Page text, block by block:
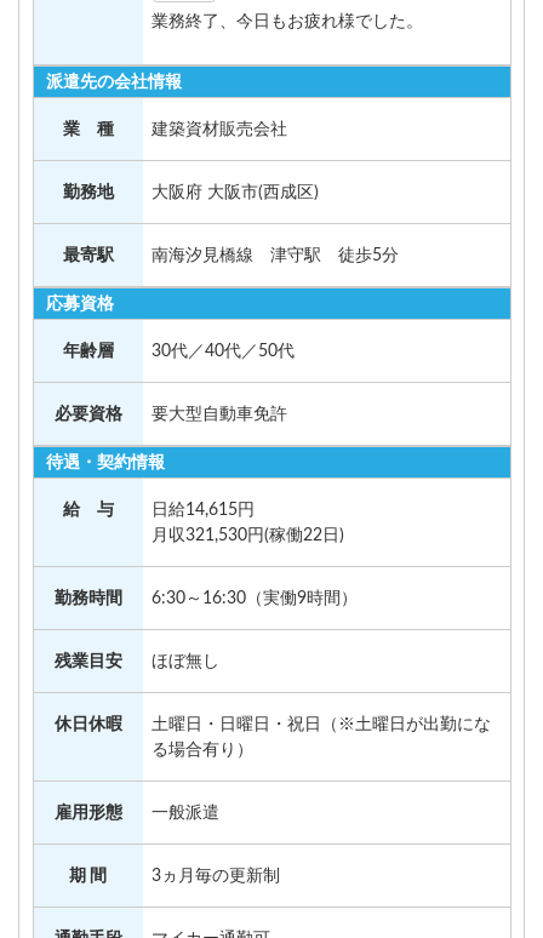
業務終了、今日もお疲れ様でした。
派遣先の会社情報
業 種 建築資材販売会社
勤務地 大阪府 大阪市(西成区)
最寄駅 南海汐見橋線 津守駅 徒歩5分
応募資格
年齢層 30代／40代／50代
必要資格 要大型自動車免許
待遇・契約情報
給 与
日給14,615円
月収321,530円(稼働22日)
勤務時間 6:30～16:30（実働9時間）
残業目安 ほぼ無し
休日休暇
土曜日・日曜日・祝日（※土曜日が出勤にな
る場合有り）
雇用形態 一般派遣
期 間 3ヵ月毎の更新制